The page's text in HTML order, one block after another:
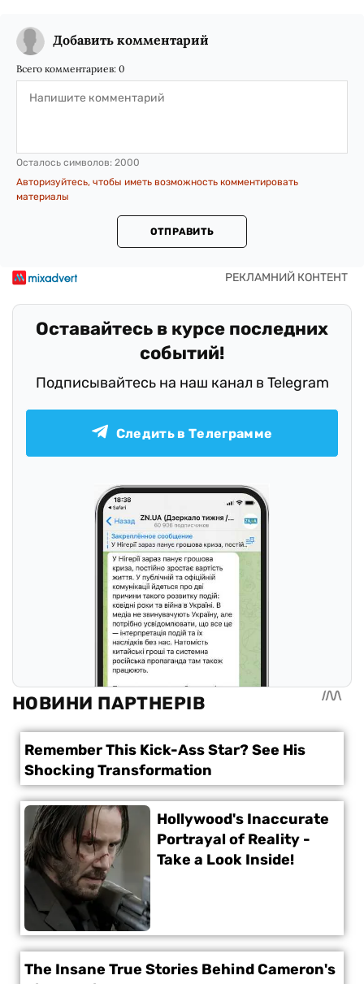
Добавить комментарий
Всего комментариев: 0
Осталось символов: 2000
Авторизуйтесь, чтобы иметь возможность комментировать
материалы
ОТПРАВИТЬ
Оставайтесь в курсе последних
событий!
Подписывайтесь на наш канал в Telegram
Следить в Телеграмме